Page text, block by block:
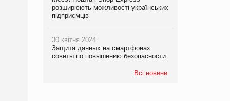
розширюють можливості українських
підприємців
30 квітня 2024
Защита данных на смартфонах:
советы по повышению безопасности
Всі новини